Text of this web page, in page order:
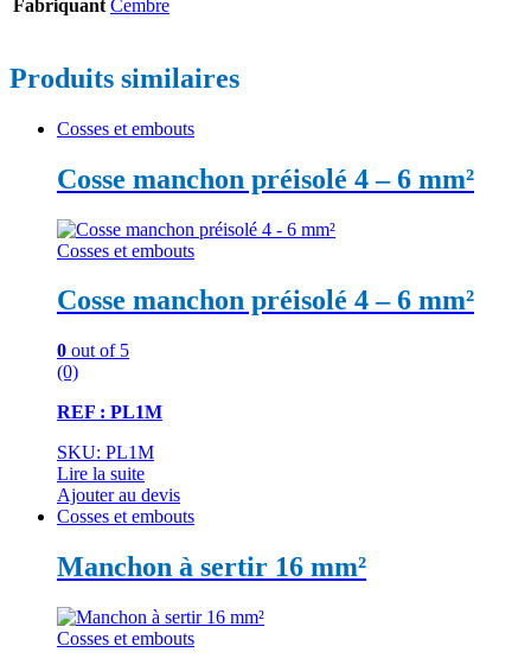
Fabriquant Cembre
Produits similaires
Cosses et embouts
Cosse manchon préisolé 4 – 6 mm²
Cosses et embouts
Cosse manchon préisolé 4 – 6 mm²
0 out of 5
(0)
REF : PL1M
SKU: PL1M
Lire la suite
Ajouter au devis
Cosses et embouts
Manchon à sertir 16 mm²
Cosses et embouts